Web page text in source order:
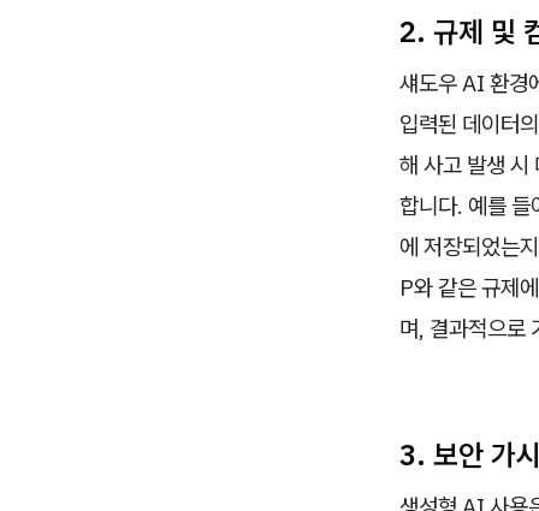
2. 규제 및
섀도우 AI 환경
입력된 데이터
해 사고 발생 시
합니다. 예를 들
에 저장되었는
P와 같은 규제
며, 결과적으로
3. 보안 가